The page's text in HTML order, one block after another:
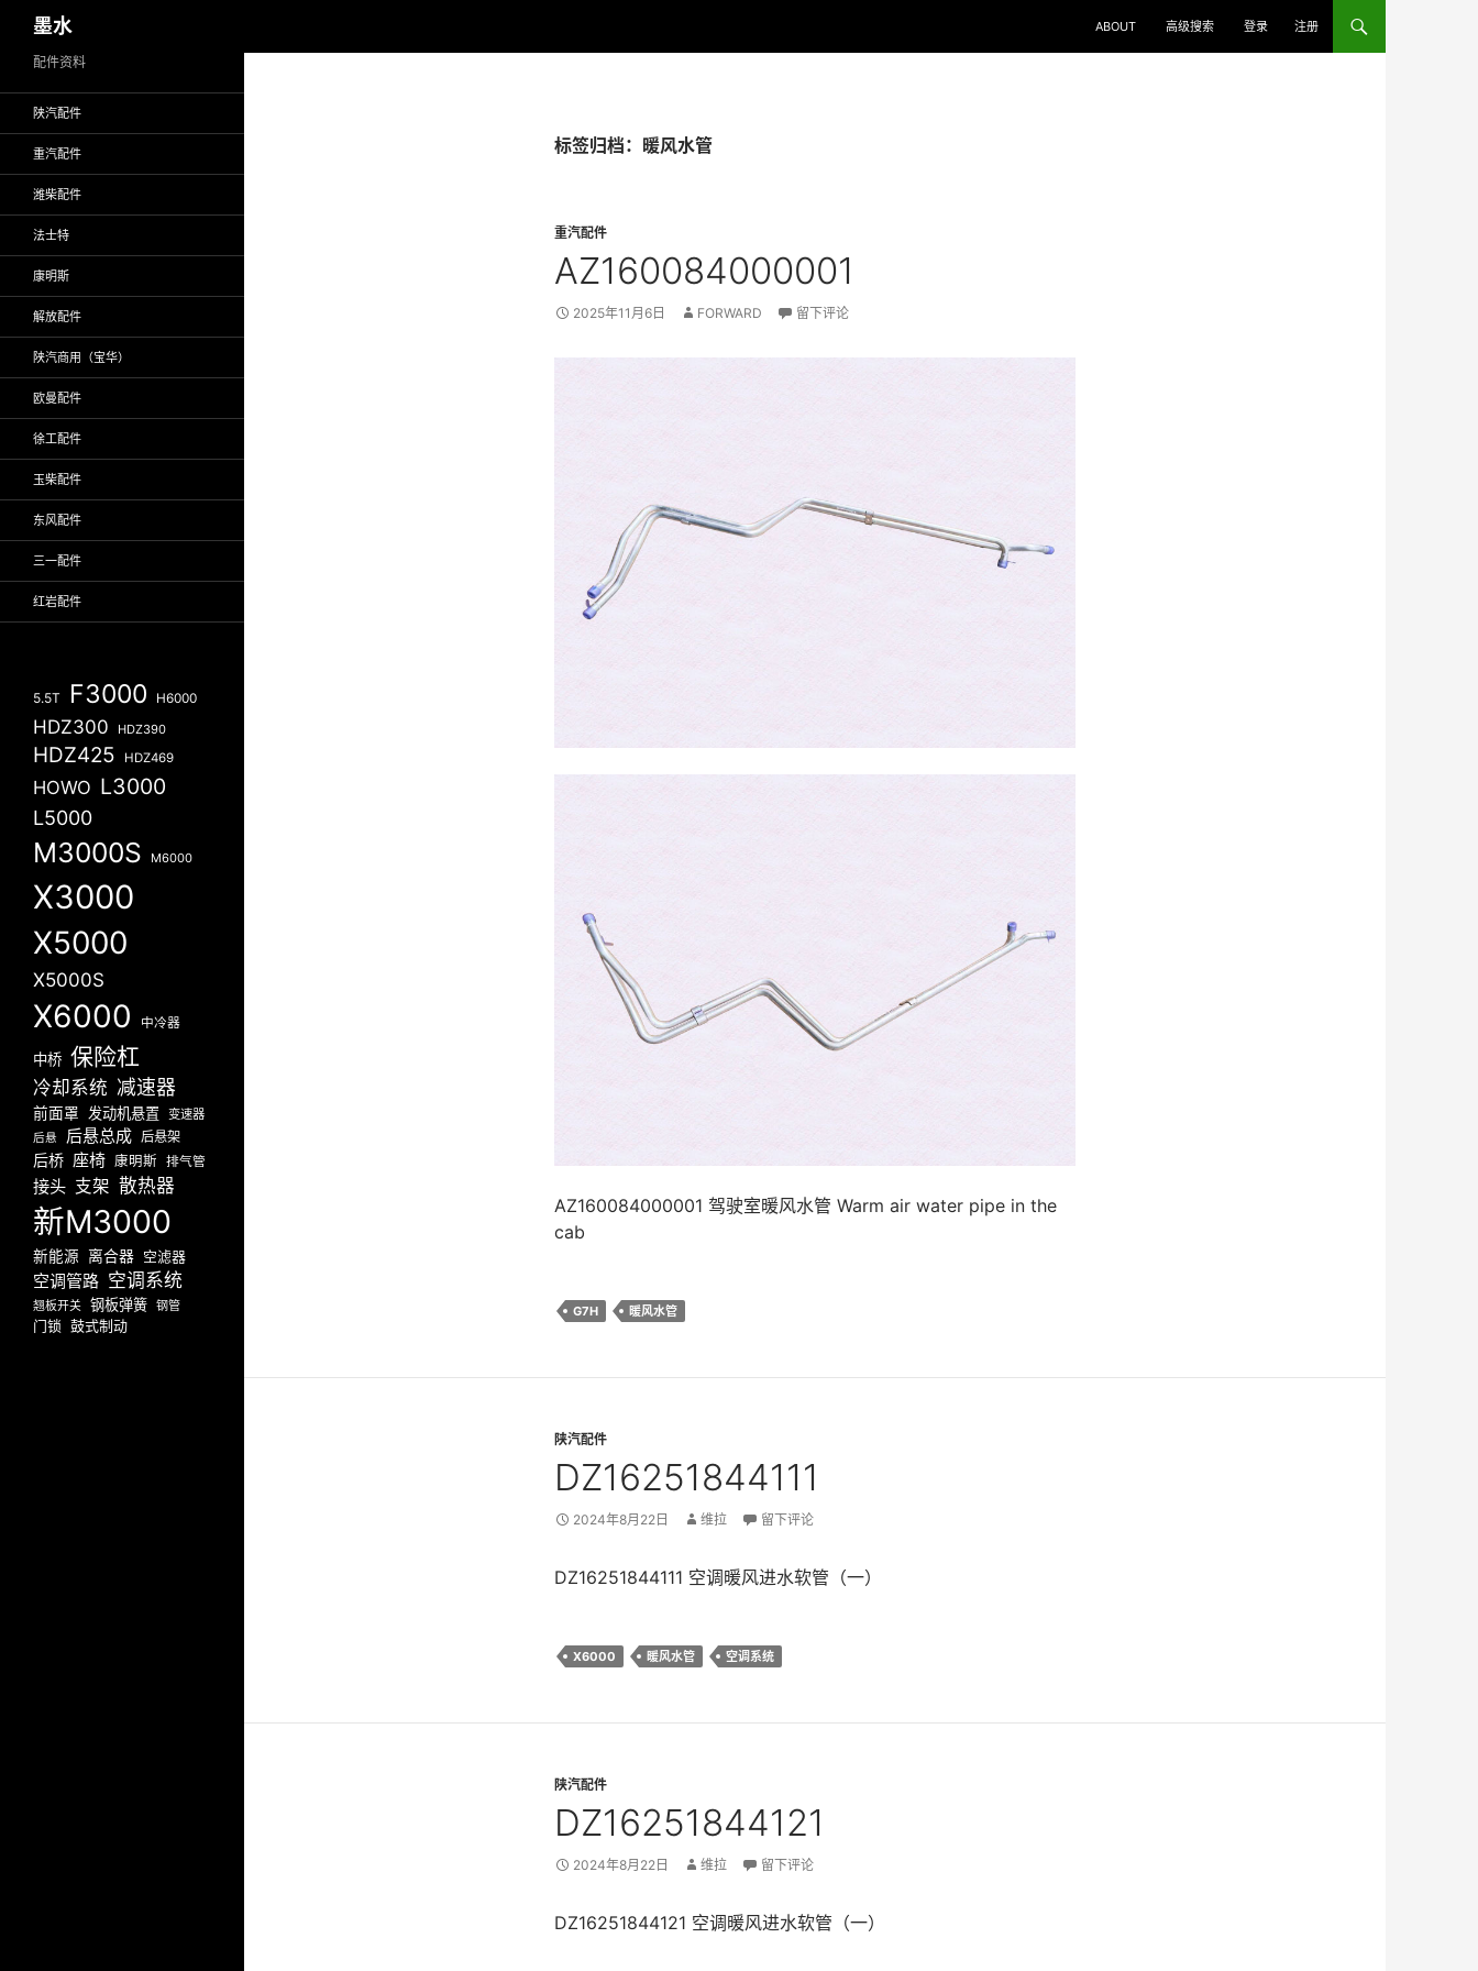
至
墨水 ABOUT 高级搜索 登录 注册
标签归档：暖风水管
重汽配件
AZ160084000001
2025年11月6日 FORWARD 留下评论
AZ160084000001 驾驶室暖风水管 Warm air water pipe in the
cab
G7H 暖风水管
陕汽配件
DZ16251844111
2024年8月22日 维拉 留下评论
DZ16251844111 空调暖风进水软管（一）
X6000 暖风水管 空调系统
陕汽配件
DZ16251844121
2024年8月22日 维拉 留下评论
DZ16251844121 空调暖风进水软管（一）
配件资料
陕汽配件
重汽配件
潍柴配件
法士特
康明斯
解放配件
陕汽商用（宝华）
欧曼配件
徐工配件
玉柴配件
东风配件
三一配件
红岩配件
5.5T F3000 H6000
HDZ300 HDZ390
HDZ425 HDZ469
HOWO L3000
L5000
M3000S M6000
X3000
X5000
X5000S
X6000 中冷器
中桥 保险杠
冷却系统 减速器
前面罩 发动机悬置 变速器
后悬 后悬总成 后悬架
后桥 座椅 康明斯 排气管
接头 支架 散热器
新M3000
新能源 离合器 空滤器
空调管路 空调系统
翘板开关 钢板弹簧 钢管
门锁 鼓式制动